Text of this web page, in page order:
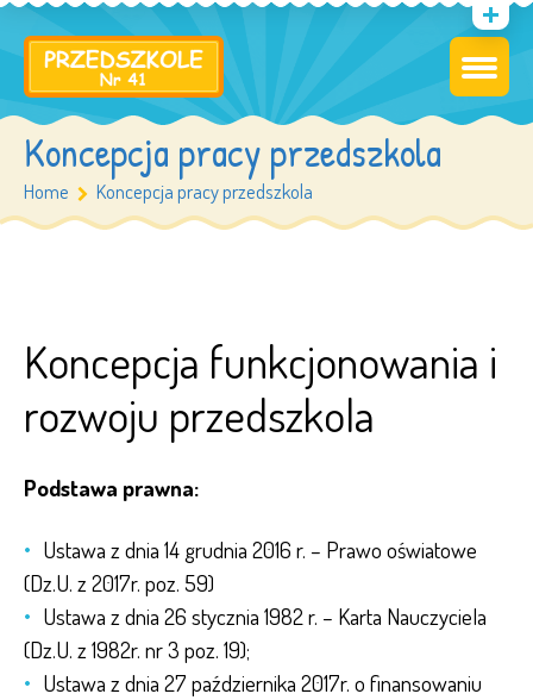
Koncepcja pracy przedszkola
Home Koncepcja pracy przedszkola
Koncepcja funkcjonowania i
rozwoju przedszkola
Podstawa prawna:
Ustawa z dnia 14 grudnia 2016 r. – Prawo oświatowe
(Dz.U. z 2017r. poz. 59)
Ustawa z dnia 26 stycznia 1982 r. – Karta Nauczyciela
(Dz.U. z 1982r. nr 3 poz. 19);
Ustawa z dnia 27 października 2017r. o finansowaniu